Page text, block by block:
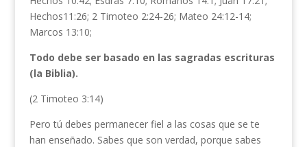
Hechos11:26; 2 Timoteo 2:24-26; Mateo 24:12-14;
Marcos 13:10;
Todo debe ser basado en las sagradas escrituras
(la Biblia).
(2 Timoteo 3:14)
Pero tú debes permanecer fiel a las cosas que se te
han enseñado. Sabes que son verdad, porque sabes